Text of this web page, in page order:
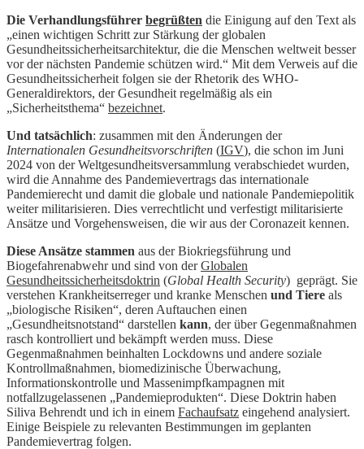
Die Verhandlungsführer begrüßten die Einigung auf den Text als
„einen wichtigen Schritt zur Stärkung der globalen
Gesundheitssicherheitsarchitektur, die die Menschen weltweit besser
vor der nächsten Pandemie schützen wird.“ Mit dem Verweis auf die
Gesundheitssicherheit folgen sie der Rhetorik des WHO-
Generaldirektors, der Gesundheit regelmäßig als ein
„Sicherheitsthema“ bezeichnet.
Und tatsächlich: zusammen mit den Änderungen der
Internationalen Gesundheitsvorschriften (IGV), die schon im Juni
2024 von der Weltgesundheitsversammlung verabschiedet wurden,
wird die Annahme des Pandemievertrags das internationale
Pandemierecht und damit die globale und nationale Pandemiepolitik
weiter militarisieren. Dies verrechtlicht und verfestigt militarisierte
Ansätze und Vorgehensweisen, die wir aus der Coronazeit kennen.
Diese Ansätze stammen aus der Biokriegsführung und
Biogefahrenabwehr und sind von derGlobalen
Gesundheitssicherheitsdoktrin (Global Health Security) geprägt. Sie
verstehen Krankheitserreger und kranke Menschen und Tiere als
„biologische Risiken“, deren Auftauchen einen
„Gesundheitsnotstand“ darstellen kann, der über Gegenmaßnahmen
rasch kontrolliert und bekämpft werden muss. Diese
Gegenmaßnahmen beinhalten Lockdowns und andere soziale
Kontrollmaßnahmen, biomedizinische Überwachung,
Informationskontrolle und Massenimpfkampagnen mit
notfallzugelassenen „Pandemieprodukten“. Diese Doktrin haben
Siliva Behrendt und ich in einem Fachaufsatz eingehend analysiert.
Einige Beispiele zu relevanten Bestimmungen im geplanten
Pandemievertrag folgen.